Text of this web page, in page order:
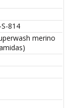
814
merino